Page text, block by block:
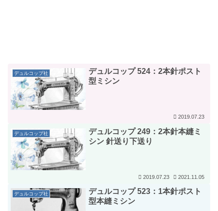
デュルコップ社
デュルコップ 524：2本針ポスト
型ミシン
2019.07.23
デュルコップ社
デュルコップ 249：2本針本縫ミ
シン 針送り下送り
2019.07.23 2021.11.05
デュルコップ社
デュルコップ 523：1本針ポスト
型本縫ミシン